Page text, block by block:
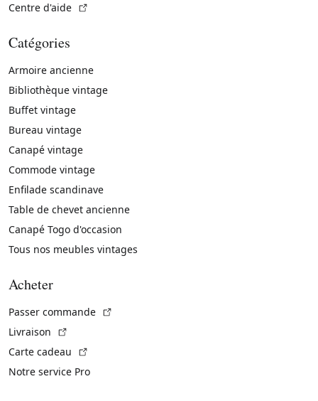
Centre d'aide
Catégories
Armoire ancienne
Bibliothèque vintage
Buffet vintage
Bureau vintage
Canapé vintage
Commode vintage
Enfilade scandinave
Table de chevet ancienne
Canapé Togo d'occasion
Tous nos meubles vintages
Acheter
Passer commande
Livraison
Carte cadeau
Notre service Pro